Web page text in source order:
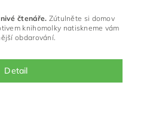
Detail
čtenáře. Zútulněte si domov
knihomolky natiskneme vám
obdarování.